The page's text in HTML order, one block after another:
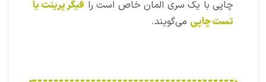
چاپی با یک سری المان خاص است را فیگر پرینت یا
تست چاپی می‌گویند.